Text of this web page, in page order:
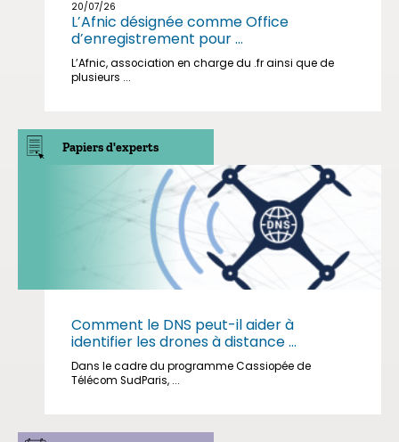
20/07/26
L’Afnic désignée comme Office
d’enregistrement pour ...
L’Afnic, association en charge du .fr ainsi que de
plusieurs ...
Papiers d'experts
Comment le DNS peut-il aider à
identifier les drones à distance ...
Dans le cadre du programme Cassiopée de
Télécom SudParis, ...